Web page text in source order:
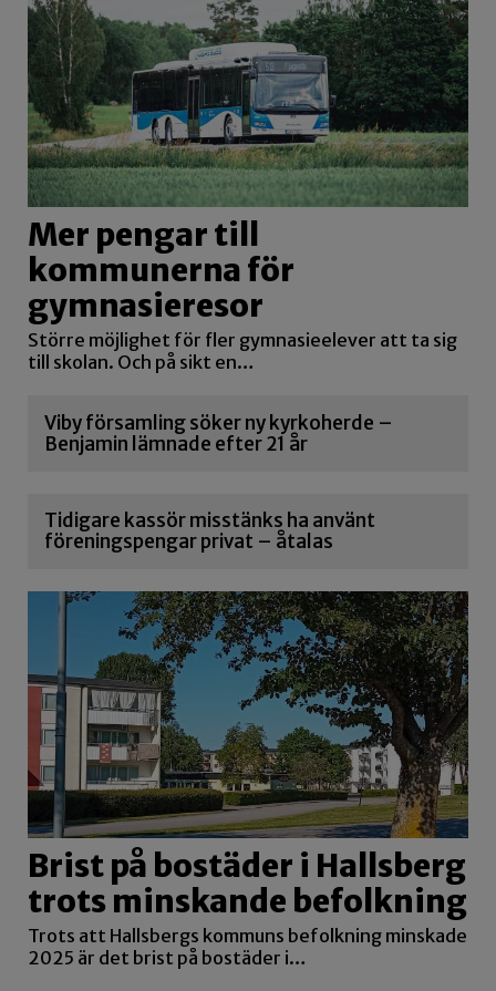
Mer pengar till
kommunerna för
gymnasieresor
Större möjlighet för fler gymnasieelever att ta sig
till skolan. Och på sikt en…
Viby församling söker ny kyrkoherde –
Benjamin lämnade efter 21 år
Tidigare kassör misstänks ha använt
föreningspengar privat – åtalas
Brist på bostäder i Hallsberg
trots minskande befolkning
Trots att Hallsbergs kommuns befolkning minskade
2025 är det brist på bostäder i…